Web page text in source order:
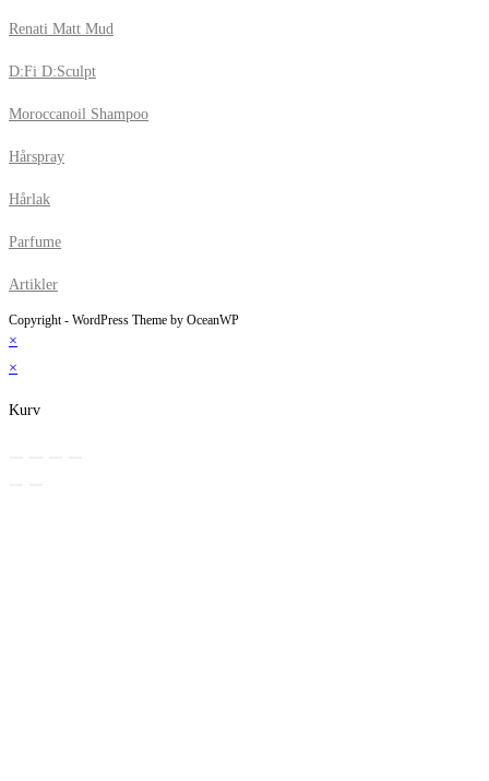
Renati Matt Mud
D:Fi D:Sculpt
Moroccanoil Shampoo
Hårspray
Hårlak
Parfume
Artikler
Copyright - WordPress Theme by OceanWP
×
×
Kurv